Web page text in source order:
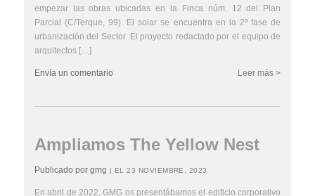
empezar las obras ubicadas en la Finca núm. 12 del Plan
Parcial (C/Terque, 99). El solar se encuentra en la 2ª fase de
urbanización del Sector. El proyecto redactado por el equipo de
arquitectos […]
Leer más >
Envía un comentario
Ampliamos The Yellow Nest
Publicado por gmg | EL 23 NOVIEMBRE, 2023
En abril de 2022, GMG os presentábamos el edificio corporativo